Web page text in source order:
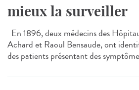
mieux la surveiller
En 1896, deux médecins des
Achard et Raoul Bensaude, ont
des patients présentant des